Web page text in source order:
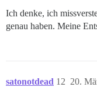
Ich denke, ich
genau haben. Meine
satonotdead 20.
12